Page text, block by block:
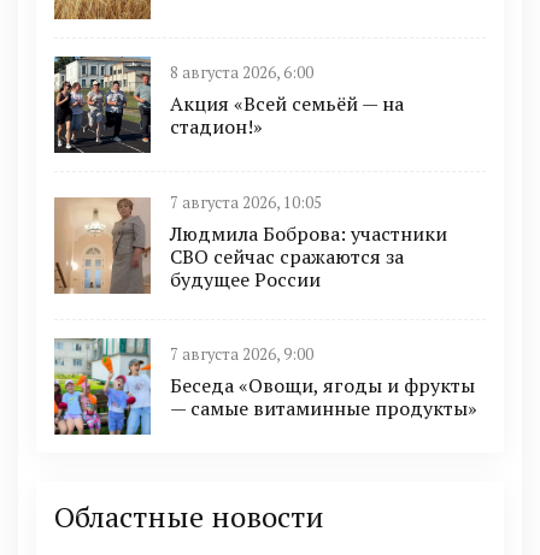
8 августа 2026, 6:00
Акция «Всей семьёй — на
стадион!»
7 августа 2026, 10:05
Людмила Боброва: участники
СВО сейчас сражаются за
будущее России
7 августа 2026, 9:00
Беседа «Овощи, ягоды и фрукты
— самые витаминные продукты»
Областные новости